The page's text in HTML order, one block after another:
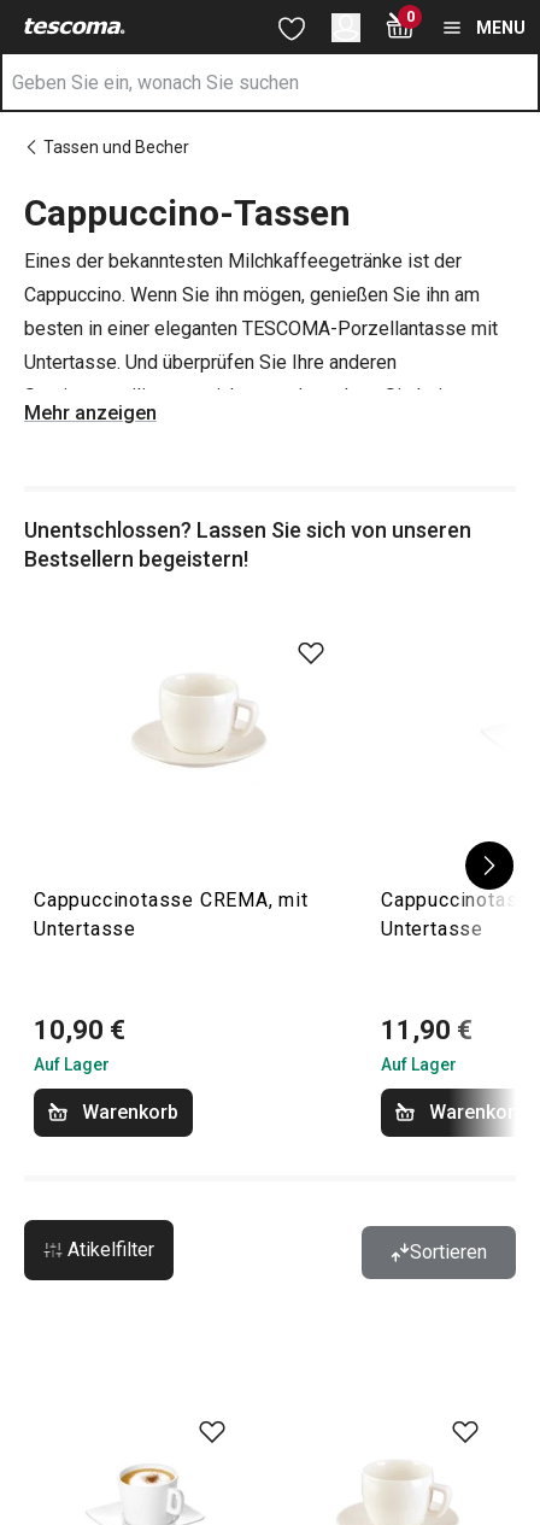
Sie befinden sich auf der Cappuccino-Tassen Seite
Zum Hauptinhalt springen
Zur Suche springen
Zur Navigation springen 0
MENU
Tassen und Becher
Cappuccino-Tassen
Eines der bekanntesten Milchkaffeegetränke ist der
Cappuccino. Wenn Sie ihn mögen, genießen Sie ihn am
besten in einer eleganten TESCOMA-Porzellantasse mit
Untertasse. Und überprüfen Sie Ihre anderen
Servierutensilien, um sicherzugehen, dass Sie keine
Kaffeelöffel, eine
Mehr anzeigen
Unentschlossen? Lassen Sie sich von unseren
Bestsellern begeistern!
Cappuccinotasse CREMA, mit
Untertasse
10,90 €
Auf Lager
Warenkorb
Untertasse
11,90 €
Auf Lager
Warenkorb
Atikelfilter Sortieren